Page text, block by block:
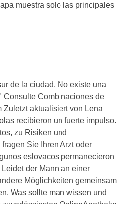
muestra solo las principales
de la ciudad. No existe una
Consulte Combinaciones de
Zuletzt aktualisiert von Lena
recibieron un fuerte impulso.
zu Risiken und
Sie Ihren Arzt oder
eslovacos permanecieron
der Mann an einer
Möglichkeiten gemeinsam
Was sollte man wissen und